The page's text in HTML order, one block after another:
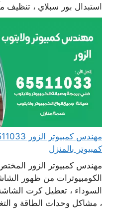
استبدال بور سبلاي ، تنظيف
كمبيوتر بالمنزل
مهندس كمبيوتر الزور
الكومبيوترات من ظهور
السوداء ، تعطيل كرت
، مشاكل وحدات الطاقة و